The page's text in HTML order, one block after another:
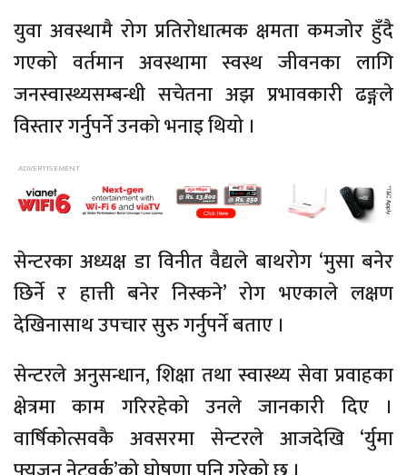
युवा अवस्थामै रोग प्रतिरोधात्मक क्षमता कमजोर हुँदै
गएको वर्तमान अवस्थामा स्वस्थ जीवनका लागि
जनस्वास्थ्यसम्बन्धी सचेतना अझ प्रभावकारी ढङ्गले
विस्तार गर्नुपर्ने उनको भनाइ थियो ।
सेन्टरका अध्यक्ष डा विनीत वैद्यले बाथरोग ‘मुसा बनेर
छिर्ने र हात्ती बनेर निस्कने’ रोग भएकाले लक्षण
देखिनासाथ उपचार सुरु गर्नुपर्ने बताए ।
सेन्टरले अनुसन्धान, शिक्षा तथा स्वास्थ्य सेवा प्रवाहका
क्षेत्रमा काम गरिरहेको उनले जानकारी दिए ।
वार्षिकोत्सवकै अवसरमा सेन्टरले आजदेखि ‘र्युमा